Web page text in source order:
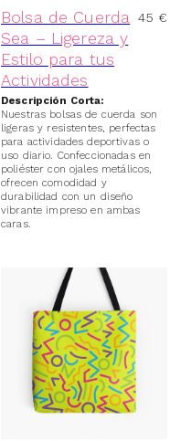
Bolsa de Cuerda
Sea – Ligereza y
Estilo para tus
Actividades
45 €
Descripción Corta:
Nuestras bolsas de cuerda son
ligeras y resistentes, perfectas
para actividades deportivas o
uso diario. Confeccionadas en
poliéster con ojales metálicos,
ofrecen comodidad y
durabilidad con un diseño
vibrante impreso en ambas
caras.